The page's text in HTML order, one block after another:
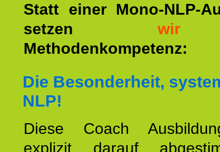
Statt einer Mono-NLP-
setzen wir
Methodenkompetenz:
Die Besonderheit,
NLP!
Diese Coach
explizit darauf